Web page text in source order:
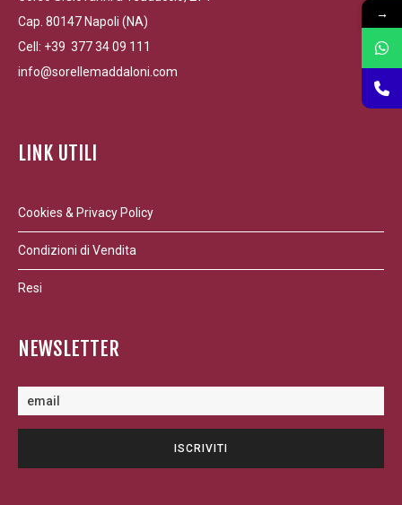
Cap. 80147 Napoli (NA)
Cell: +39 377 34 09 111
info@sorellemaddaloni.com
LINK UTILI
Cookies & Privacy Policy
Condizioni di Vendita
Resi
NEWSLETTER
→